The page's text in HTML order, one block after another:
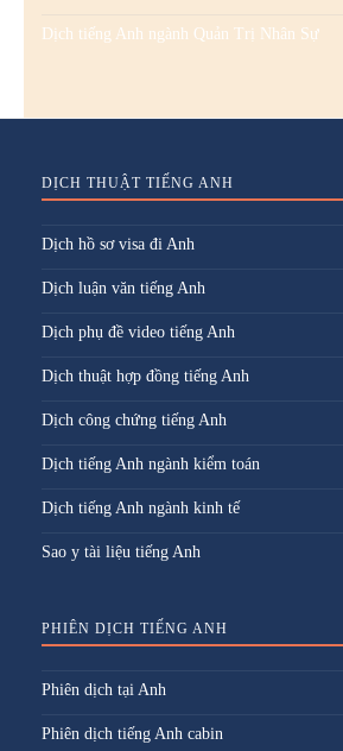
Dịch tiếng Anh ngành Quản Trị Nhân Sự
DỊCH THUẬT TIẾNG ANH
Dịch hồ sơ visa đi Anh
Dịch luận văn tiếng Anh
Dịch phụ đề video tiếng Anh
Dịch thuật hợp đồng tiếng Anh
Dịch công chứng tiếng Anh
Dịch tiếng Anh ngành kiểm toán
Dịch tiếng Anh ngành kinh tế
Sao y tài liệu tiếng Anh
PHIÊN DỊCH TIẾNG ANH
Phiên dịch tại Anh
Phiên dịch tiếng Anh cabin